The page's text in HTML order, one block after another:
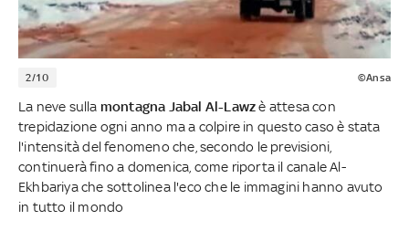
2/10 ©Ansa
La neve sulla montagna Jabal Al-Lawzè attesa con
trepidazione ogni anno ma a colpire in questo caso è stata
l'intensità del fenomeno che, secondo le previsioni,
continuerà fino a domenica, come riporta il canale Al-
Ekhbariya che sottolinea l'eco che le immagini hanno avuto
in tutto il mondo